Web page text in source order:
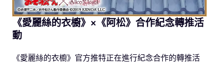
《愛麗絲的衣櫥》×《阿松》合作紀念轉推活
動
《愛麗絲的衣櫥》官方推特正在進行紀念合作的轉推活